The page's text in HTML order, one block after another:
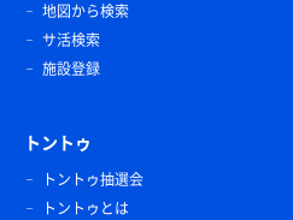
地図から検索
サ活検索
施設登録
トントゥ
トントゥ抽選会
トントゥとは